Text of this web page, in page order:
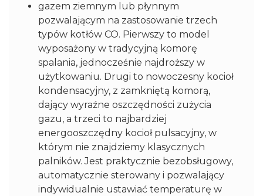
gazem ziemnym lub płynnym
pozwalającym na zastosowanie trzech
typów kotłów CO. Pierwszy to model
wyposażony w tradycyjną komorę
spalania, jednocześnie najdroższy w
użytkowaniu. Drugi to nowoczesny kocioł
kondensacyjny, z zamkniętą komorą,
dający wyraźne oszczędności zużycia
gazu, a trzeci to najbardziej
energooszczędny kocioł pulsacyjny, w
którym nie znajdziemy klasycznych
palników. Jest praktycznie bezobsługowy,
automatycznie sterowany i pozwalający
indywidualnie ustawiać temperaturę w